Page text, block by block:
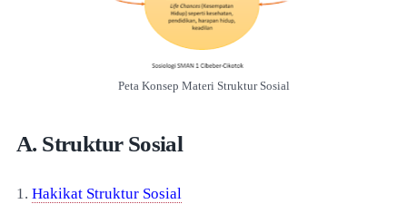
Peta Konsep Materi Struktur Sosial
A. Struktur Sosial
1. Hakikat Struktur Sosial